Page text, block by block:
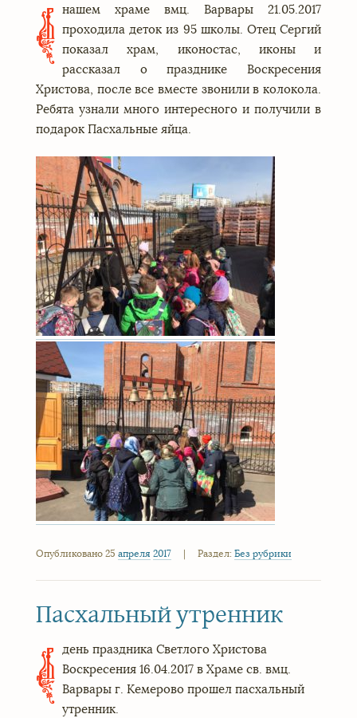
В нашем храме вмц. Варвары 21.05.2017
проходила деток из 95 школы. Отец Сергий
показал храм, иконостас, иконы и
рассказал о празднике Воскресения
Христова, после все вместе звонили в колокола.
Ребята узнали много интересного и получили в
подарок Пасхальные яйца.
Опубликовано 25 апреля 2017 | Раздел: Без рубрики
Пасхальный утренник
В день праздника Светлого Христова
Воскресения 16.04.2017 в Храме св. вмц.
Варвары г. Кемерово прошел пасхальный
утренник.